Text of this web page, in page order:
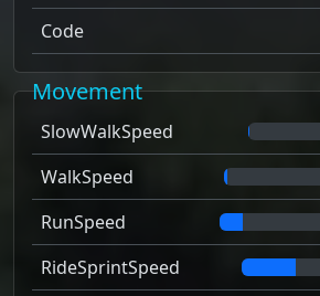
Code
Movement
SlowWalkSpeed
WalkSpeed
RunSpeed
RideSprintSpeed